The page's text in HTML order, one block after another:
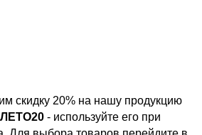
скидку 20% на нашу продукцию
ЛЕТО20 - используйте его при